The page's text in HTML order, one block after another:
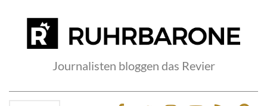
Journalisten bloggen das Revier